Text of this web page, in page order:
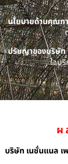
นโยบายด้านคุณ
ปรัชญาของบริษั
ใจบ
ผ
บริษัท เนชั่นแนล เ